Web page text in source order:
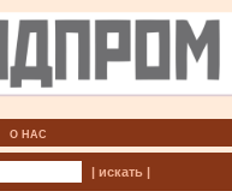
О НАС
| искать |